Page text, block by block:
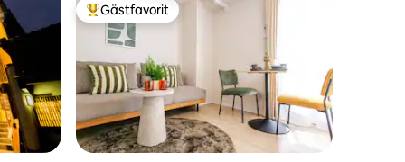
direkt till flygplatsen...
Populär gästfavorit
Gästfavorit